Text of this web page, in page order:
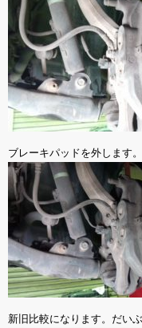
ブレーキパッドを外します。
新旧比較になります。だい